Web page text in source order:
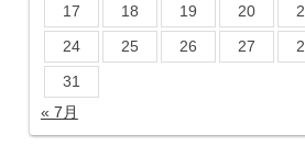
17
18 19 20
24
25 26 27
31
« 7月